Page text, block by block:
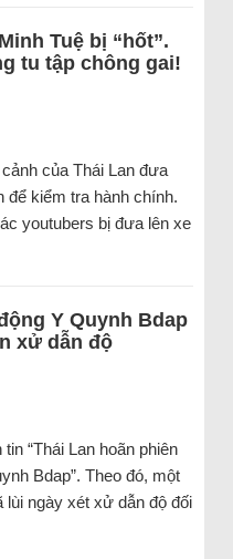
Tuệ bị “hốt”.
tu tập chông gai!
của Thái Lan đưa
để kiểm tra hành chính.
youtubers bị đưa lên xe
Y Quynh Bdap
xử dẫn độ
“Thái Lan hoãn phiên
Bdap”. Theo đó, một
lùi ngày xét xử dẫn độ đối